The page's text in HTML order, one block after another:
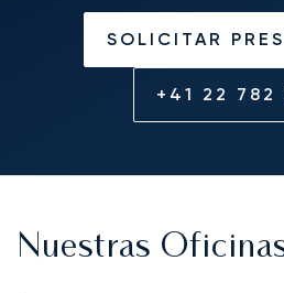
SOLICITAR
+41 22 782
Nuestras